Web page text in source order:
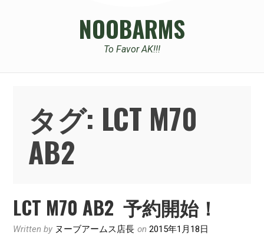
NOOBARMS
To Favor AK!!!
タグ: LCT M70
AB2
LCT M70 AB2 予約開始！
Written by ヌーブアームス店長 on2015年1月18日